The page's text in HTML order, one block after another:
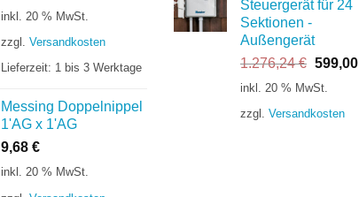
inkl. 20 % MwSt.
zzgl. Versandkosten
Lieferzeit: 1 bis 3 Werktage
Messing Doppelnippel
1'AG x 1'AG
9,68 €
inkl. 20 % MwSt.
Steuergerät für 24
Sektionen -
Außengerät
1.276,24€
Preis
599,00
inkl. 20 % MwSt.
zzgl. Versandkosten